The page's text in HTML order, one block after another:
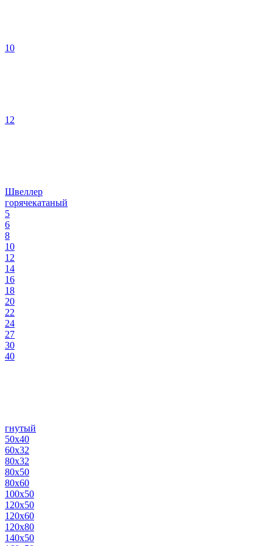
10
12
Швеллер
горячекатаный
5
6
8
10
12
14
16
18
20
22
24
27
30
40
гнутый
50х40
60х32
80х32
80х50
80х60
100х50
120х50
120х60
120х80
140х50